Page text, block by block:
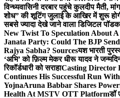
विन्ध्यवासिनी दरबार पहुंचे कुलदीप मैती,
शोध” की शूटिंग जुलाई के आखिर में शुरू
सबसे ज्यादा देखे जाने वाला डिजिटल
New Twist To Speculation About
Janata Party: Could The BJP
Rajya Sabha? Sourcesयश भारती
‘अभि’ को फ़िल्म मेकर धीरू यादव ने
रिकॉर्डधारी को सराहाCasting Director
Continues His Successful Run
YojnaAruna Babbar Shares
Health At MSTV OTT Platformडॉ